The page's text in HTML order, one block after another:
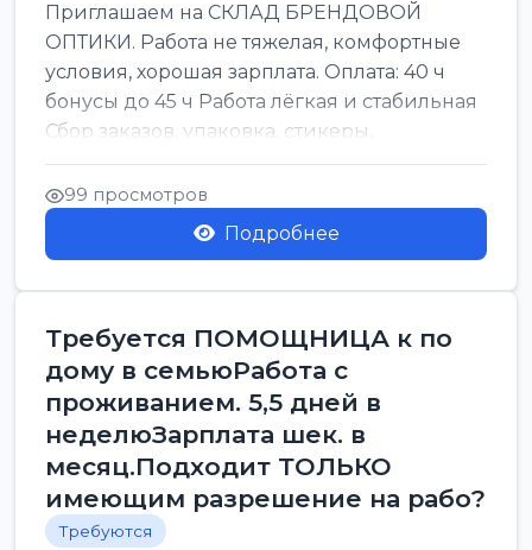
Приглашаем на СКЛАД БРЕНДОВОЙ
ОПТИКИ. Работа не тяжелая, комфортные
условия, хорошая зарплата. Оплата: 40 ч
бонусы до 45 ч Работа лёгкая и стабильная
Сбор заказов, упаковка, стикеры,
сортировка Воскре...
99 просмотров
Подробнее
Требуется ПОМОЩНИЦА к по
дому в семьюРабота с
проживанием. 5,5 дней в
неделюЗарплата шек. в
месяц.Подходит ТОЛЬКО
имеющим разрешение на рабо?
Требуются